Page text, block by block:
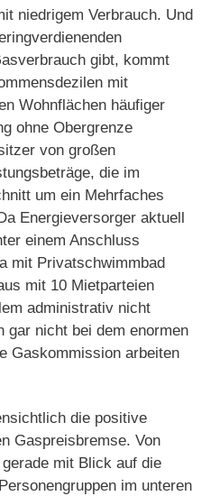
niedrigem Verbrauch. Und
gibt, kommt
mit
Wohnflächen häufiger
ohne Obergrenze
von großen
die im
um ein Mehrfaches
Energieversorger aktuell
einem Anschluss
mit Privatschwimmbad
mit 10 Mietparteien
administrativ nicht
gar nicht bei dem enormen
Gaskommission arbeiten
die positive
Gaspreisbremse. Von
mit Blick auf die
im unteren